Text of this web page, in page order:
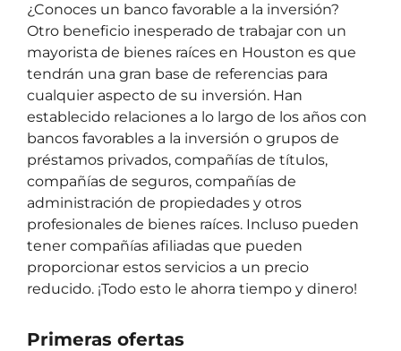
¿Conoces un banco favorable a la inversión?
Otro beneficio inesperado de trabajar con un
mayorista de bienes raíces en Houston es que
tendrán una gran base de referencias para
cualquier aspecto de su inversión. Han
establecido relaciones a lo largo de los años con
bancos favorables a la inversión o grupos de
préstamos privados, compañías de títulos,
compañías de seguros, compañías de
administración de propiedades y otros
profesionales de bienes raíces. Incluso pueden
tener compañías afiliadas que pueden
proporcionar estos servicios a un precio
reducido. ¡Todo esto le ahorra tiempo y dinero!
Primeras ofertas